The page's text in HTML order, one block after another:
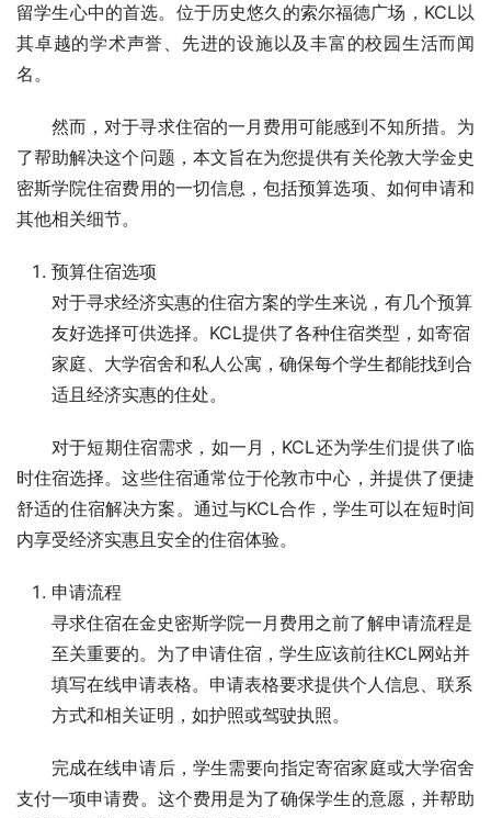
留学生心中的首选。位于历史悠久的索尔福德广场，KCL以
其卓越的学术声誉、先进的设施以及丰富的校园生活而闻
名。
然而，对于寻求住宿的一月费用可能感到不知所措。为
了帮助解决这个问题，本文旨在为您提供有关伦敦大学金史
密斯学院住宿费用的一切信息，包括预算选项、如何申请和
其他相关细节。
预算住宿选项
对于寻求经济实惠的住宿方案的学生来说，有几个预算
友好选择可供选择。KCL提供了各种住宿类型，如寄宿
家庭、大学宿舍和私人公寓，确保每个学生都能找到合
适且经济实惠的住处。
对于短期住宿需求，如一月，KCL还为学生们提供了临
时住宿选择。这些住宿通常位于伦敦市中心，并提供了便捷
舒适的住宿解决方案。通过与KCL合作，学生可以在短时间
内享受经济实惠且安全的住宿体验。
申请流程
寻求住宿在金史密斯学院一月费用之前了解申请流程是
至关重要的。为了申请住宿，学生应该前往KCL网站并
填写在线申请表格。申请表格要求提供个人信息、联系
方式和相关证明，如护照或驾驶执照。
完成在线申请后，学生需要向指定寄宿家庭或大学宿舍
支付一项申请费。这个费用是为了确保学生的意愿，并帮助